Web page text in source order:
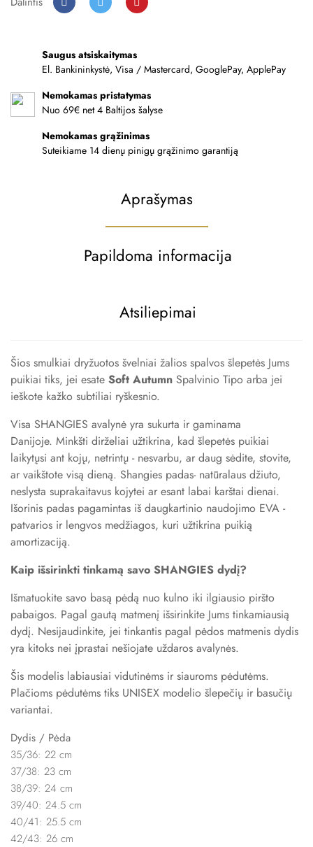
Saugus atsiskaitymas
El. Bankininkystė, Visa / Mastercard, GooglePay, ApplePay
Nemokamas pristatymas
Nuo 69€ net 4 Baltijos šalyse
Nemokamas grąžinimas
Suteikiame 14 dienų pinigų grąžinimo garantiją
Aprašymas
Papildoma informacija
Atsiliepimai
Šios smulkiai dryžuotos švelniai žalios spalvos šlepetės Jums
puikiai tiks, jei esate Soft Autumn Spalvinio Tipo arba jei
ieškote kažko subtiliai ryškesnio.
Visa SHANGIES avalynė yra sukurta ir gaminama
Danijoje. Minkšti dirželiai užtikrina, kad šlepetės puikiai
laikytųsi ant kojų, netrintų - nesvarbu, ar daug sėdite, stovite,
ar vaikštote visą dieną. Shangies padas- natūralaus džiuto,
neslysta suprakaitavus kojytei ar esant labai karštai dienai.
Išorinis padas pagamintas iš daugkartinio naudojimo EVA -
patvarios ir lengvos medžiagos, kuri užtikrina puikią
amortizaciją.
Kaip išsirinkti tinkamą savo SHANGIES dydį?
Išmatuokite savo basą pėdą nuo kulno iki ilgiausio piršto
pabaigos. Pagal gautą matmenį išsirinkite Jums tinkamiausią
dydį. Nesijaudinkite, jei tinkantis pagal pėdos matmenis dydis
yra kitoks nei įprastai nešiojate uždaros avalynės.
Šis modelis labiausiai vidutinėms ir siauroms pėdutėms.
Plačioms pėdutėms tiks UNISEX modelio šlepečių ir basučių
variantai.
Dydis / Pėda
35/36: 22 cm
37/38: 23 cm
38/39: 24 cm
39/40: 24.5 cm
40/41: 25.5 cm
42/43: 26 cm